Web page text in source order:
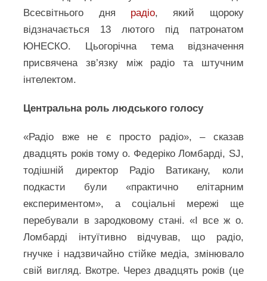
Всесвітнього дня радіо, який щороку
відзначається 13 лютого під патронатом
ЮНЕСКО. Цьогорічна тема відзначення
присвячена зв’язку між радіо та штучним
інтелектом.
Центральна роль людського голосу
«Радіо вже не є просто радіо», – сказав
двадцять років тому о. Федеріко Ломбарді, SJ,
тодішній директор Радіо Ватикану, коли
подкасти були «практично елітарним
експериментом», а соціальні мережі ще
перебували в зародковому стані. «І все ж о.
Ломбарді інтуїтивно відчував, що радіо,
гнучке і надзвичайно стійке медіа, змінювало
свій вигляд. Вкотре. Через двадцять років (це